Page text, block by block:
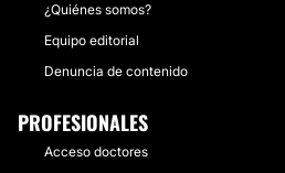
¿Quiénes somos?
Equipo editorial
Denuncia de contenido
PROFESIONALES
Acceso doctores